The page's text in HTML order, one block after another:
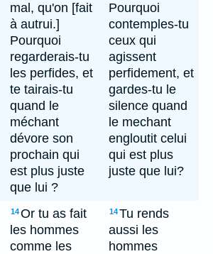
mal, qu'on [fait
à autrui.]
Pourquoi
regarderais-tu
les perfides, et
te tairais-tu
quand le
méchant
dévore son
prochain qui
est plus juste
que lui ?
Pourquoi
contemples-tu
ceux qui
agissent
perfidement, et
gardes-tu le
silence quand
le mechant
engloutit celui
qui est plus
juste que lui?
14Or tu as fait
les hommes
comme les
14Tu rends
aussi les
hommes